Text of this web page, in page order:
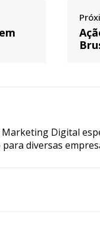
Marketing Digital
diversas